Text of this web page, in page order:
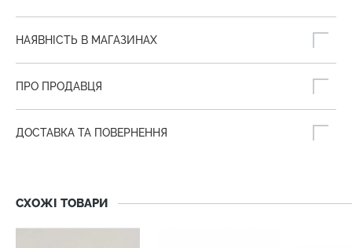
НАЯВНІСТЬ В МАГАЗИНАХ
ПРО ПРОДАВЦЯ
ДОСТАВКА ТА ПОВЕРНЕННЯ
СХОЖІ ТОВАРИ